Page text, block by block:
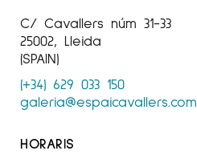
C/ Cavallers núm 31-33
25002, Lleida
(SPAIN)
(+34) 629 033 150
galeria@espaicavallers.com
HORARIS